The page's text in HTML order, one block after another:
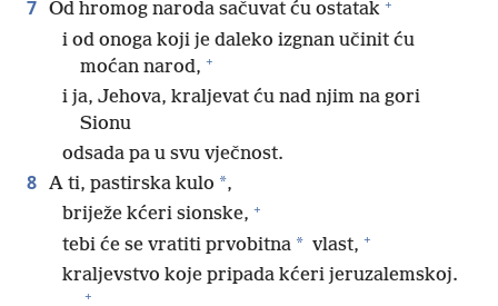
7 Od hromog naroda sačuvat ću ostatak +
i od onoga koji je daleko izgnan učinit ću
moćan narod, +
i ja, Jehova, kraljevat ću nad njim na gori
Sionu
odsada pa u svu vječnost.
8 A ti, pastirska kulo *,
briježe kćeri sionske, +
tebi će se vratiti prvobitna * vlast, +
kraljevstvo koje pripada kćeri jeruzalemskoj.
+